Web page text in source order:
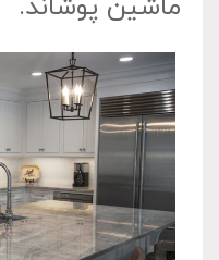
ماشین پوشاند.